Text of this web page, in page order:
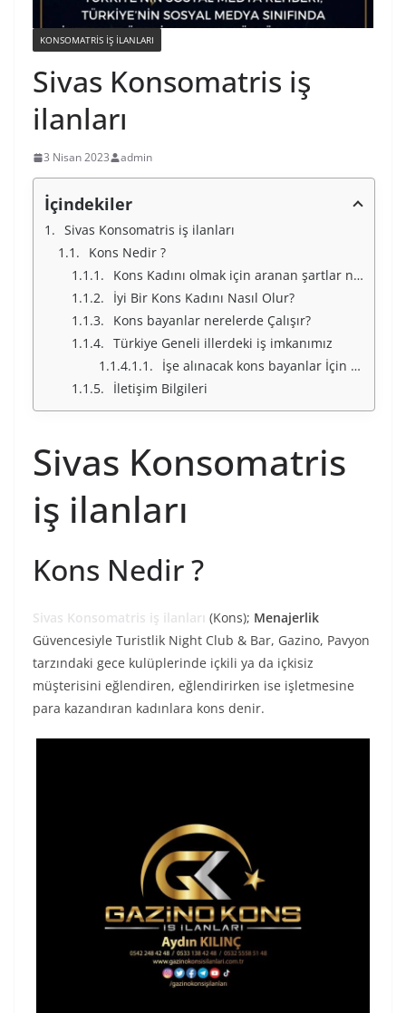
KONSOMATRIS IŞ ILANLARI
Sivas Konsomatris iş
ilanları
3 Nisan 2023 admin
İçindekiler
Sivas Konsomatris iş ilanları
Kons Nedir ?
Kons Kadını olmak için aranan şartlar nelerdir ?
İyi Bir Kons Kadını Nasıl Olur?
Kons bayanlar nerelerde Çalışır?
Türkiye Geneli illerdeki iş imkanımız
İşe alınacak kons bayanlar İçin Türkiye Geneli İllerimiz
İletişim Bilgileri
Sivas Konsomatris
iş ilanları
Kons Nedir ?
Sivas Konsomatris iş ilanları (Kons); Menajerlik
Güvencesiyle Turistlik Night Club & Bar, Gazino, Pavyon
tarzındaki gece kulüplerinde içkili ya da içkisiz
müşterisini eğlendiren, eğlendirirken ise işletmesine
para kazandıran kadınlara kons denir.